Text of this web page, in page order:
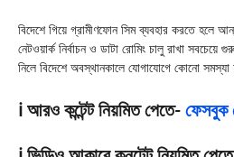
বিদেশে গিয়ে গ্রামীণফোন সিম ব্যবহার করতে হলে
নেটওয়ার্ক নির্বাচন ও ডাটা রোমিং চালু রাখা
নিলে বিদেশে অবস্থানকালে যোগাযোগে কোনো সমস্যা
ℹ️ আরও কন্টেন্ট নিয়মিত পেতে- ফেসবুক